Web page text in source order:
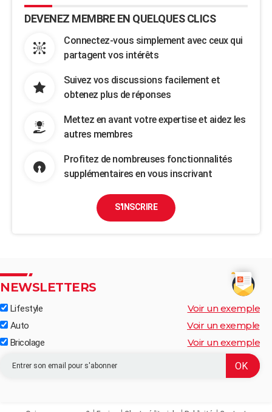
DEVENEZ MEMBRE EN QUELQUES CLICS
Connectez-vous simplement avec ceux qui
partagent vos intérêts
Suivez vos discussions facilement et
obtenez plus de réponses
Mettez en avant votre expertise et aidez les
autres membres
Profitez de nombreuses fonctionnalités
supplémentaires en vous inscrivant
S'INSCRIRE
NEWSLETTERS
Lifestyle Voir un exemple
Auto Voir un exemple
Bricolage Voir un exemple